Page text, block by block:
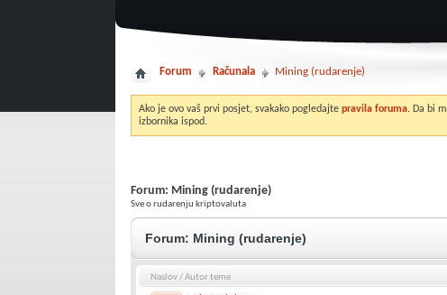
Forum Računala Mining (rudarenje)
Ako je ovo vaš prvi posjet, svakako pogledajte pravila foruma. Da bi
izbornika ispod.
Forum: Mining (rudarenje)
Sve o rudarenju kriptovaluta
Forum: Mining (rudarenje)
Naslov/Autor teme